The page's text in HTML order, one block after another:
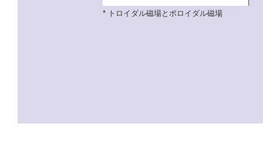
* トロイダル磁場とポロイダル磁場